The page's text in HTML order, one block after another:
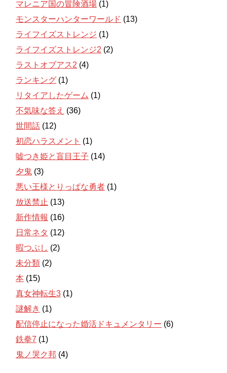
マレニア国の冒険酒場 (1)
モンスターハンターワールド (13)
ライフイズストレンジ (1)
ライフイズストレンジ2 (2)
ラストオブアス2 (4)
ランキング (1)
リタイアしたゲーム (1)
不気味な答え (36)
世間話 (12)
初恋ハラスメント (1)
嘘つき姫と盲目王子 (14)
夕鬼 (3)
悪い王様とりっぱな勇者 (1)
放送禁止 (13)
新作情報 (16)
日常ネタ (12)
暇つぶし (2)
未分類 (2)
本 (15)
真女神転生3 (1)
謎解き (1)
配信停止になった婚活ドキュメンタリー (6)
鉄拳7 (1)
鬼ノ哭ク邦 (4)